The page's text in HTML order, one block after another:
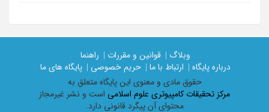
وبلاگ | قوانین و مقررات |
راهنما
درباره پایگاه |
ارتباط با ما | حریم خصوصی |
پایگاه های ما
حقوق مادی و معنوی اين پايگاه متعلق به
مرکز تحقیقات کامپیوتری علوم اسلامی است و نشر غیرمجاز
محتوای آن پیگرد قانونی دارد.